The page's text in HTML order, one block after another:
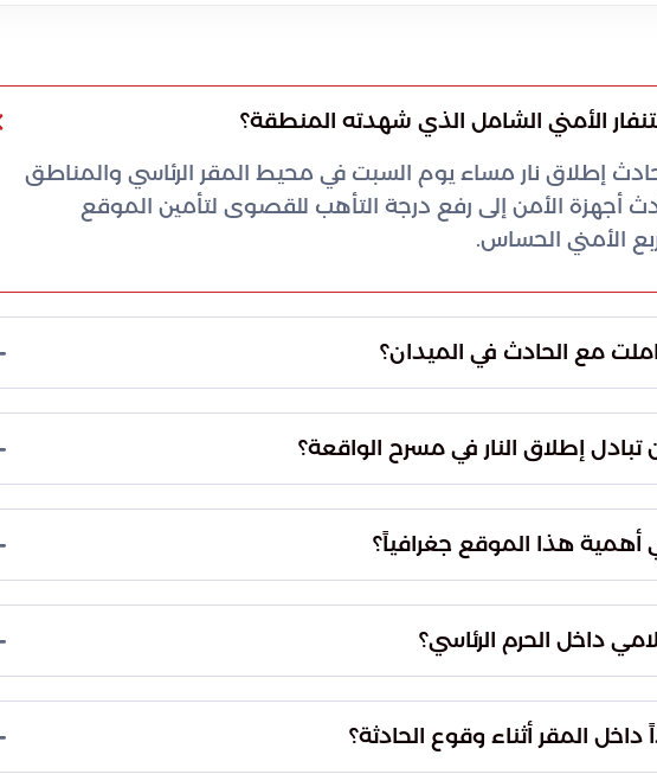
الأمني الشامل الذي شهدته المنطقة؟
إطلاق نار مساء يوم السبت في محيط المقر الرئاسي والمناطق
أجهزة الأمن إلى رفع درجة التأهب للقصوى لتأمين الموقع
الأمني الحساس.
مع الحادث في الميدان؟
التنسيق اللحظي مع مكتب التحقيقات الفيدرالي (FBI) لتقييم حجم التهديد الأمني، بالإضافة إلى
المقذوفات وتحليل البيانات.
إطلاق النار في مسرح الواقعة؟
وجودهم في الموقع أثناء تبادل إطلاق النار. وصفت الحالة الصحية
أهمية هذا الموقع جغرافياً؟
من السياج الخارجي للمقر الرئاسي، حيث لا يفصله عن المقر سوى
داخل الحرم الرئاسي؟
التحرك تماماً مع إغلاق كافة المداخل والمخارج لتسهيل عملية
العامة.
المقر أثناء وقوع الحادثة؟